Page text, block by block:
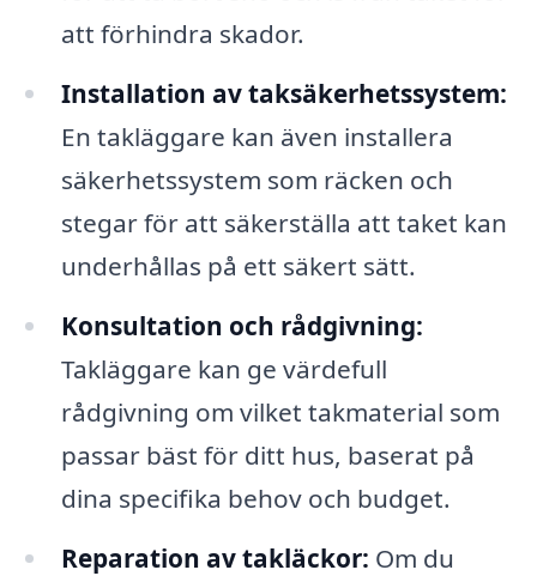
att förhindra skador.
Installation av taksäkerhetssystem:
En takläggare kan även installera
säkerhetssystem som räcken och
stegar för att säkerställa att taket kan
underhållas på ett säkert sätt.
Konsultation och rådgivning:
Takläggare kan ge värdefull
rådgivning om vilket takmaterial som
passar bäst för ditt hus, baserat på
dina specifika behov och budget.
Reparation av takläckor: Om du